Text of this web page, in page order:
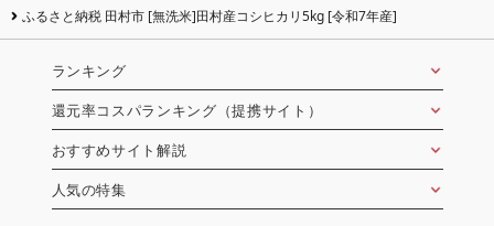
ふるさと納税 田村市 [無洗米]田村産コシヒカリ5kg [令和7年産]
ランキング
還元率コスパランキング（提携サイト）
おすすめサイト解説
人気の特集